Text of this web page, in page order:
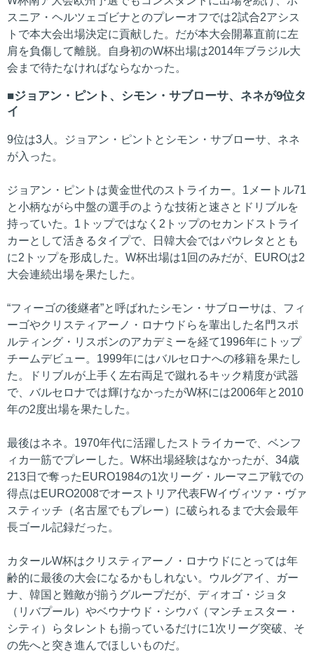
スニア・ヘルツェゴビナとのプレーオフでは2試合2アシス
トで本大会出場決定に貢献した。だが本大会開幕直前に左
肩を負傷して離脱。自身初のW杯出場は2014年ブラジル大
会まで待たなければならなかった。
ジョアン・ピント、シモン・サブローサ、ネネが9位タ
イ
9位は3人。ジョアン・ピントとシモン・サブローサ、ネネ
が入った。
ジョアン・ピントは黄金世代のストライカー。1メートル71
と小柄ながら中盤の選手のような技術と速さとドリブルを
持っていた。1トップではなく2トップのセカンドストライ
カーとして活きるタイプで、日韓大会ではパウレタととも
に2トップを形成した。W杯出場は1回のみだが、EUROは2
大会連続出場を果たした。
“フィーゴの後継者”と呼ばれたシモン・サブローサは、フィ
ーゴやクリスティアーノ・ロナウドらを輩出した名門スポ
ルティング・リスボンのアカデミーを経て1996年にトップ
チームデビュー。1999年にはバルセロナへの移籍を果たし
た。ドリブルが上手く左右両足で蹴れるキック精度が武器
で、バルセロナでは輝けなかったがW杯には2006年と2010
年の2度出場を果たした。
最後はネネ。1970年代に活躍したストライカーで、ベンフ
ィカ一筋でプレーした。W杯出場経験はなかったが、34歳
213日で奪ったEURO1984の1次リーグ・ルーマニア戦での
得点はEURO2008でオーストリア代表FWイヴィツァ・ヴァ
スティッチ（名古屋でもプレー）に破られるまで大会最年
長ゴール記録だった。
カタールW杯はクリスティアーノ・ロナウドにとっては年
齢的に最後の大会になるかもしれない。ウルグアイ、ガー
ナ、韓国と難敵が揃うグループだが、ディオゴ・ジョタ
（リバプール）やベウナウド・シウバ（マンチェスター・
シティ）らタレントも揃っているだけに1次リーグ突破、そ
の先へと突き進んでほしいものだ。